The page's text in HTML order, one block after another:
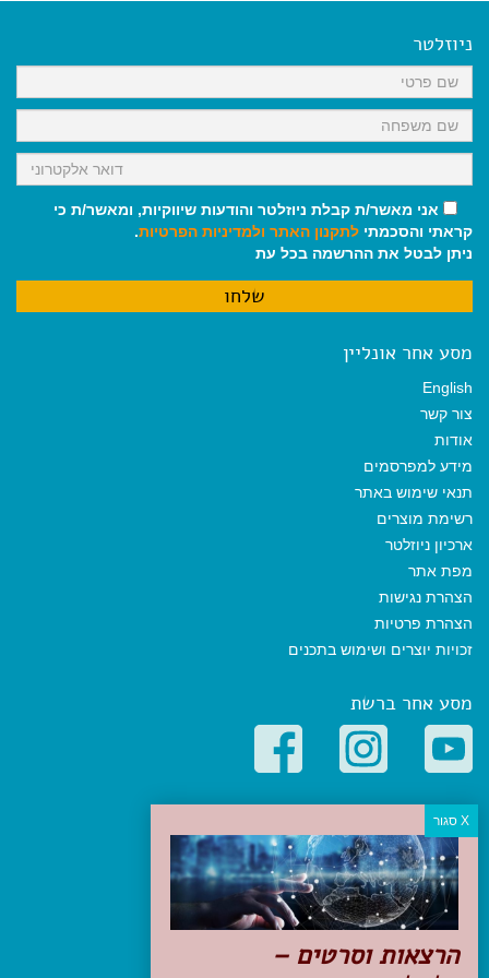
k
p
m
ניוזלטר
אני מאשר/ת קבלת ניוזלטר והודעות שיווקיות, ומאשר/ת כי
קראתי והסכמתי לתקנון האתר ולמדיניות הפרטיות.
ניתן לבטל את ההרשמה בכל עת
מסע אחר אונליין
English
צור קשר
אודות
מידע למפרסמים
תנאי שימוש באתר
רשימת מוצרים
ארכיון ניוזלטר
מפת אתר
הצהרת נגישות
הצהרת פרטיות
זכויות יוצרים ושימוש בתכנים
מסע אחר ברשת
קטגוריות פופולריות
יעדים
טיולים בישראל
מלונות בוטיק בישראל
טיפים והמלצות
הכנות לנסיעה
הרצאות וסרטים –